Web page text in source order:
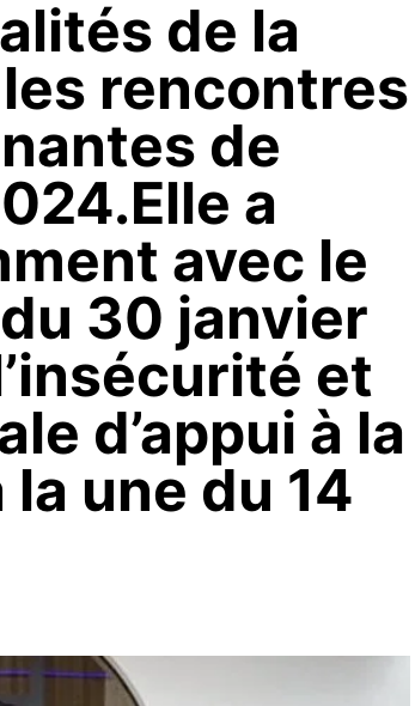
de la
rencontres
de
a
avec le
30 janvier
et
d’appui à la
une du 14